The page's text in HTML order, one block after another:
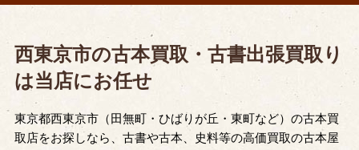
西東京市の古本買取・古書出張買取り
は当店にお任せ
東京都西東京市（田無町・ひばりが丘・東町など）の古本買
取店をお探しなら、古書や古本、史料等の高価買取の古本屋